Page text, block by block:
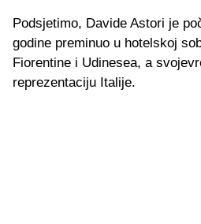
Podsjetimo, Davide Astori je
godine preminuo u hotelskoj
Fiorentine i Udinesea, a
reprezentaciju Italije.